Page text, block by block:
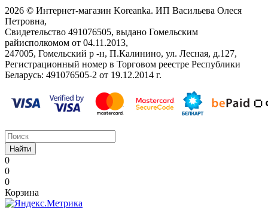
2026 © Интернет-магазин Koreanka. ИП Васильева Олеся
Петровна,
Свидетельство ‎491076505, выдано Гомельским
райисполкомом от 04.11.2013,
247005, Гомельский р -н, П.Калинино, ул. Лесная, д.127,
Регистрационный номер в Торговом реестре Республики
Беларусь: ‎491076505-2 от 19.12.2014 г.
Найти
0
0
0
Корзина